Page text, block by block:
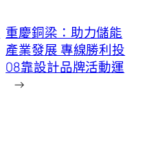
重慶銅梁：助力儲能
產業發展 專線勝利投
08靠設計品牌活動運
→